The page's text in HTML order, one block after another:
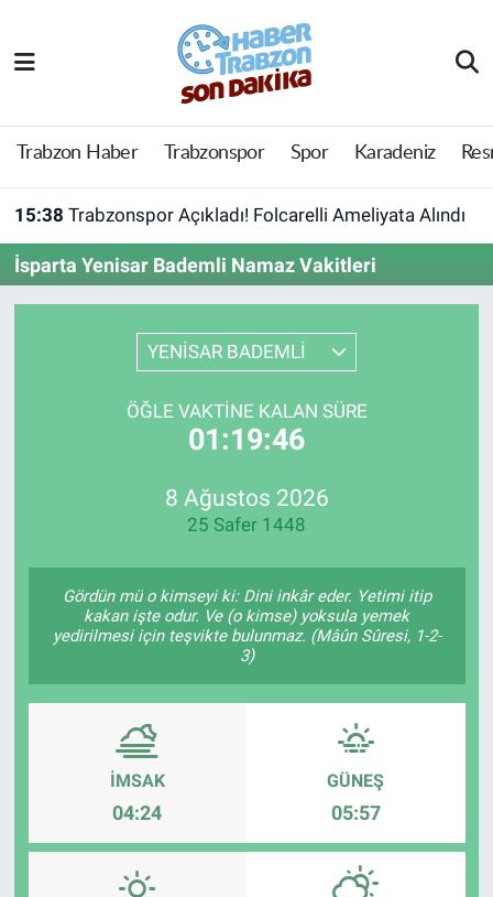
Trabzon Haber Trabzonspor Spor Karadeniz
15:38 Trabzonspor Açıkladı! Folcarelli Ameliyata Alındı
İsparta Yenisar Bademli Namaz Vakitleri
YENİSAR BADEMLİ
ÖĞLE VAKTINE KALAN SÜRE
01:19:46
8 Ağustos 2026
25 Safer 1448
Gördün mü o kimseyi ki: Dini inkâr eder. Yetimi itip
kakan işte odur. Ve (o kimse) yoksula yemek
yedirilmesi için teşvikte bulunmaz. (Mâûn Sûresi, 1-2-
3)
İMSAK
04:24
GÜNEŞ
05:57
Trabzon Haber
Trabzonspor
Karadeniz
Resmi Reklam
Perde Arkası
Trabzon Nöbetçi Eczaneler
Trabzon Hava Durumu
Trabzon Trafik Yoğunluk Haritası
Süper Lig Puan Durumu ve Fikstür
Tüm Manşetler
Son Dakika Haberleri